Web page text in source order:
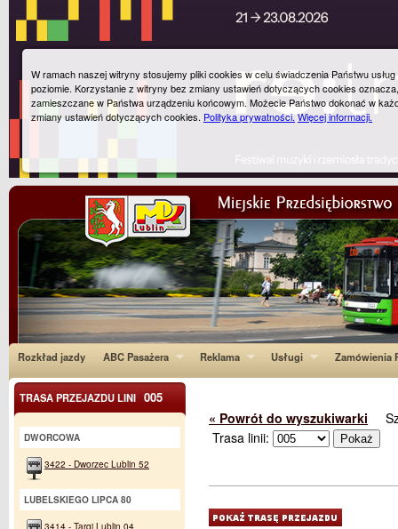
Rozkład jazdy ABC Pasażera Reklama Usługi Zamówienia
« Powrót do wyszukiwarki
Trasa linii:
TRASA PRZEJAZDU LINI 005
DWORCOWA
3422 - Dworzec Lublin 52
LUBELSKIEGO LIPCA 80
3414 - Targi Lublin 04
W ramach naszej witryny stosujemy pliki cookies w celu świadczenia Państwu
poziomie. Korzystanie z witryny bez zmiany ustawień dotyczących cookies
zamieszczane w Państwa urządzeniu końcowym. Możecie Państwo dokonać w
zmiany ustawień dotyczących cookies. Polityka prywatności.Więcej informacji.